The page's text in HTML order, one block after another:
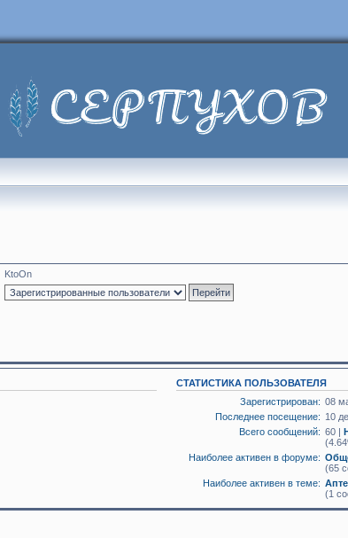
KtoOn
СТАТИСТИКА ПОЛЬЗОВАТЕЛЯ
Зарегистрирован: 08
Последнее посещение: 10
Всего сообщений: 60 |
Наиболее активен в форуме:
(65
Наиболее активен в теме:
(1